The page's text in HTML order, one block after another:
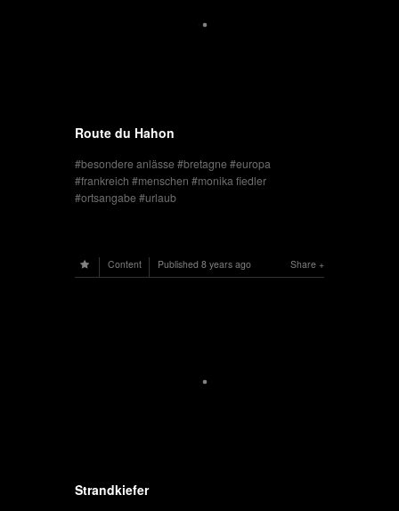
Route du Hahon
besondere anlässe bretagne europa
frankreich
menschen
monika fiedler
ortsangabe urlaub
Share
Content Published 8 years ago
Strandkiefer